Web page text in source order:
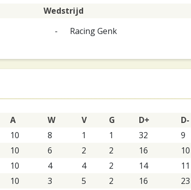
Wedstrijd
- Racing Genk
A W V G D+ D-
10 8 1 1 32 9
10 6 2 2 16 10
10 4 4 2 14 11
10 3 5 2 16 23